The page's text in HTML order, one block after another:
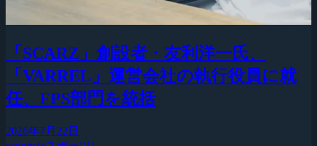
「SCARZ」創設者・友利洋一氏、
「VARREL」運営会社の執行役員に就
任、FPS部門を統括
2026年7月22日